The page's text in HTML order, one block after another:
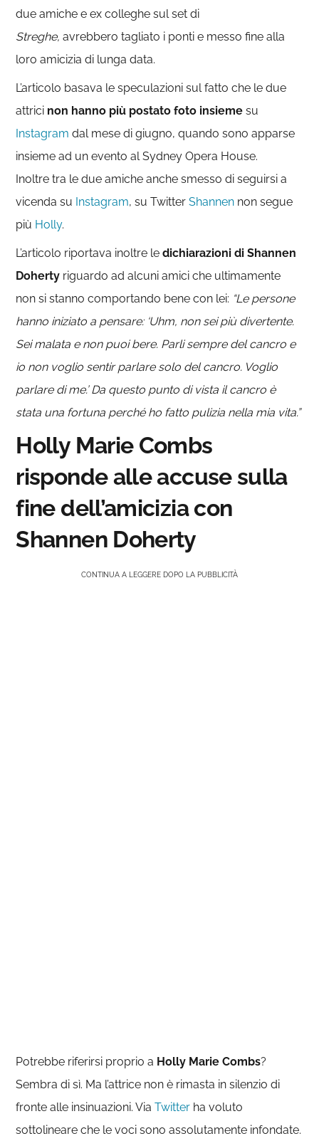
due amiche e ex colleghe sul set di
Streghe,avrebbero tagliato i ponti e messo fine alla
loro amicizia di lunga data.
L’articolo basava le speculazioni sul fatto che le due
attrici non hanno più postato foto insieme su
Instagram dal mese di giugno, quando sono apparse
insieme ad un evento al Sydney Opera House.
Inoltre tra le due amiche anche smesso di seguirsi a
vicenda su Instagram, su TwitterShannen non segue
più Holly.
L’articolo riportava inoltre ledichiarazioni di Shannen
Doherty riguardo ad alcuni amici che ultimamente
non si stanno comportando bene con lei: “Le persone
hanno iniziato a pensare: ‘Uhm, non sei più divertente.
Sei malata e non puoi bere. Parli sempre del cancro e
io non voglio sentir parlare solo del cancro. Voglio
parlare di me.’ Da questo punto di vista il cancro è
stata una fortuna perché ho fatto pulizia nella mia vita.”
Holly Marie Combs
risponde alle accuse sulla
fine dell’amicizia con
Shannen Doherty
CONTINUA A LEGGERE DOPO LA PUBBLICITÀ
Potrebbe riferirsi proprio a Holly Marie Combs?
Sembra di sì. Ma l’attrice non è rimasta in silenzio di
fronte alle insinuazioni. ViaTwitter ha voluto
sottolineare che le voci sono assolutamente infondate.